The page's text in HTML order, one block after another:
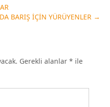
BARIŞ İÇİN YÜRÜYENLER →
Gerekli alanlar * ile